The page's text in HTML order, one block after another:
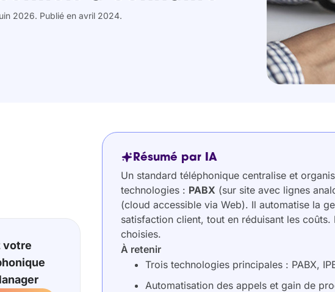
2026. Publié en avril 2024.
votre
Résumé par IA
Un standard téléphonique centralise et
technologies : PABX (sur site avec lignes
(cloud accessible via Web). Il automatise la
satisfaction client, tout en réduisant les
choisies.
À retenir
Trois technologies principales : PABX,
Automatisation des appels et gain de